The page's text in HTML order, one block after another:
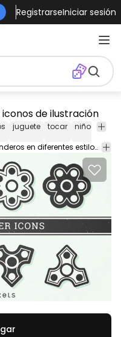
RegistrarseIniciar sesión
de ilustración
juguete tocar niño
icono
Diseños de Fidget Spinner con 8 hilanderos en diferentes estilos y formas. Las ilustraciones están aisladas ¡ideales para cualquier póster o proyecto!